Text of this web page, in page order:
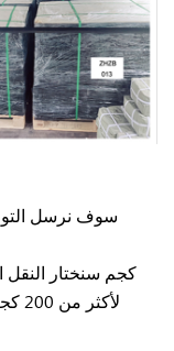
2.45 - 200 كجم سنختار